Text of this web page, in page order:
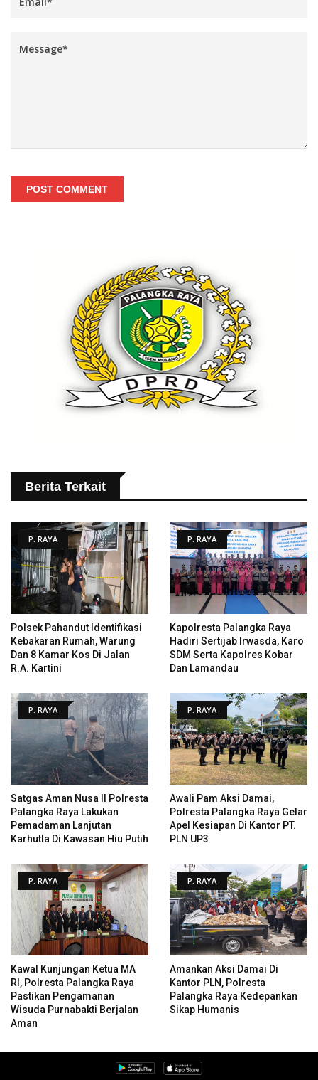
POST COMMENT
Berita Terkait
P. RAYA
Polsek Pahandut Identifikasi
Kebakaran Rumah, Warung
Dan 8 Kamar Kos Di Jalan
R.A. Kartini
P. RAYA
Kapolresta Palangka Raya
Hadiri Sertijab Irwasda, Karo
SDM Serta Kapolres Kobar
Dan Lamandau
P. RAYA
Satgas Aman Nusa II Polresta
Palangka Raya Lakukan
Pemadaman Lanjutan
Karhutla Di Kawasan Hiu Putih
P. RAYA
Awali Pam Aksi Damai,
Polresta Palangka Raya Gelar
Apel Kesiapan Di Kantor PT.
PLN UP3
P. RAYA
Kawal Kunjungan Ketua MA
RI, Polresta Palangka Raya
Pastikan Pengamanan
Wisuda Purnabakti Berjalan
Aman
P. RAYA
Amankan Aksi Damai Di
Kantor PLN, Polresta
Palangka Raya Kedepankan
Sikap Humanis